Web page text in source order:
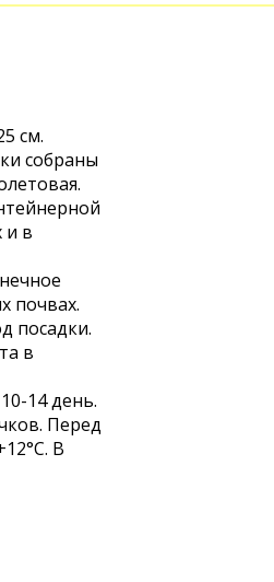
см.
собраны
и в
почвах.
посадки.
в
14 день.
Перед
В